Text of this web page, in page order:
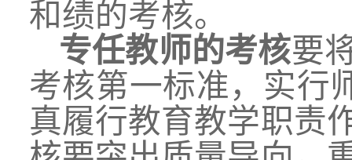
和绩的考核。
专任教师的考核要
考核第一标准，实行
真履行教育教学职责